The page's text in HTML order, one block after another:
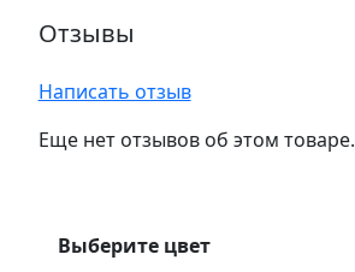
Отзывы
Написать отзыв
Еще нет отзывов об этом товаре.
Выберите цвет